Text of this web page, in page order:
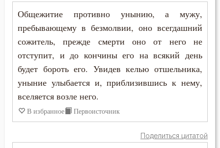
Общежитие противно унынию, а мужу,
пребывающему в безмолвии, оно всегдашний
сожитель, прежде смерти оно от него не
отступит, и до кончины его на всякий день
будет бороть его. Увидев келью отшельника,
уныние улыбается и, приблизившись к нему,
вселяется возле него.
В избранное Первоисточник
Поделиться цитатой